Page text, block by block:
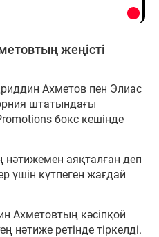
жеңісті
Ахметов пен Элиас
штатындағы
бокс кешінде
нәтижемен аяқталған деп
үшін күтпеген жағдай
Ахметовтың кәсіпқой
нәтиже ретінде тіркелді.